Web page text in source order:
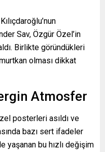
Sav, Özgür Özel’in
Birlikte göründükleri
olması dikkat
Atmosfer
posterleri asıldı ve
bazı sert ifadeler
yaşanan bu hızlı değişim